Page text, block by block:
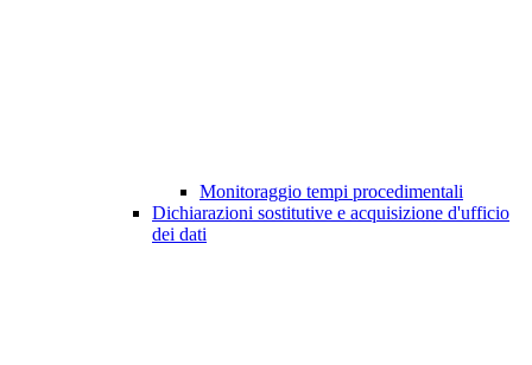
Monitoraggio tempi procedimentali
Dichiarazioni sostitutive e acquisizione d'ufficio
dei dati